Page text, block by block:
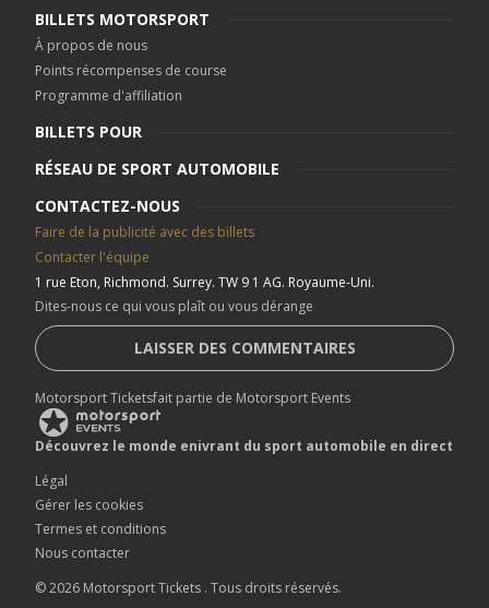
BILLETS MOTORSPORT
À propos de nous
Points récompenses de course
Programme d'affiliation
BILLETS POUR
RÉSEAU DE SPORT AUTOMOBILE
CONTACTEZ-NOUS
Faire de la publicité avec des billets
Contacter l'équipe
1 rue Eton, Richmond. Surrey. TW 9 1 AG. Royaume-Uni.
Dites-nous ce qui vous plaît ou vous dérange
LAISSER DES COMMENTAIRES
Motorsport Ticketsfait partie de Motorsport Events
Découvrez le monde enivrant du sport automobile en direct
Légal
Gérer les cookies
Termes et conditions
Nous contacter
© 2026 Motorsport Tickets . Tous droits réservés.